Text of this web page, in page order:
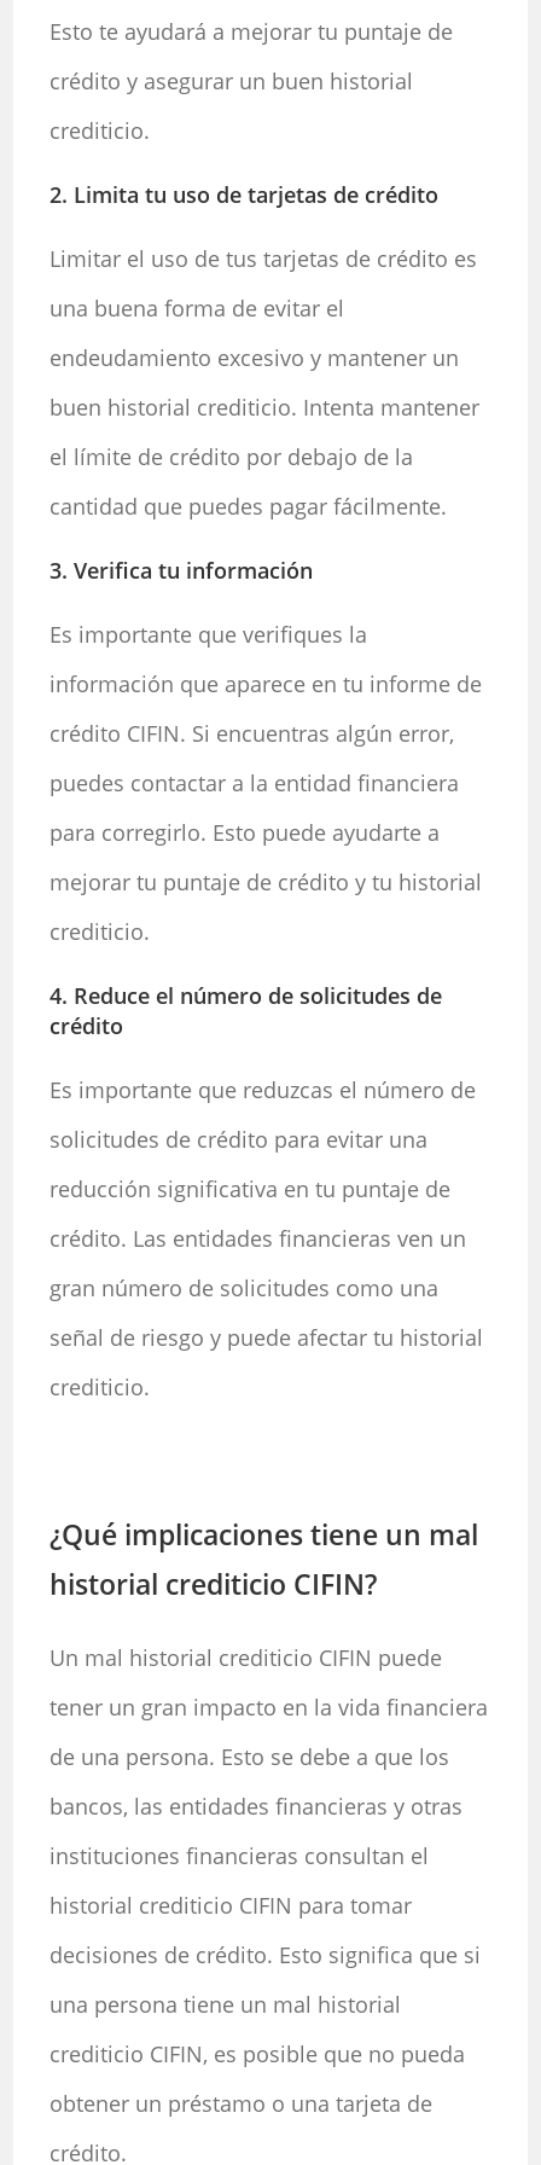
Esto te ayudará a mejorar tu puntaje de
crédito y asegurar un buen historial
crediticio.
2. Limita tu uso de tarjetas de crédito
Limitar el uso de tus tarjetas de crédito es
una buena forma de evitar el
endeudamiento excesivo y mantener un
buen historial crediticio. Intenta mantener
el límite de crédito por debajo de la
cantidad que puedes pagar fácilmente.
3. Verifica tu información
Es importante que verifiques la
información que aparece en tu informe de
crédito CIFIN. Si encuentras algún error,
puedes contactar a la entidad financiera
para corregirlo. Esto puede ayudarte a
mejorar tu puntaje de crédito y tu historial
crediticio.
4. Reduce el número de solicitudes de
crédito
Es importante que reduzcas el número de
solicitudes de crédito para evitar una
reducción significativa en tu puntaje de
crédito. Las entidades financieras ven un
gran número de solicitudes como una
señal de riesgo y puede afectar tu historial
crediticio.
¿Qué implicaciones tiene un mal
historial crediticio CIFIN?
Un mal historial crediticio CIFIN puede
tener un gran impacto en la vida financiera
de una persona. Esto se debe a que los
bancos, las entidades financieras y otras
instituciones financieras consultan el
historial crediticio CIFIN para tomar
decisiones de crédito. Esto significa que si
una persona tiene un mal historial
crediticio CIFIN, es posible que no pueda
obtener un préstamo o una tarjeta de
crédito.